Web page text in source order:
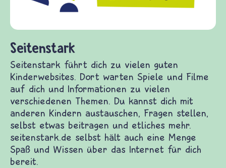
Seitenstark
Seitenstark führt dich zu vielen guten
Kinderwebsites. Dort warten Spiele und Filme
auf dich und Informationen zu vielen
verschiedenen Themen. Du kannst dich mit
anderen Kindern austauschen, Fragen stellen,
selbst etwas beitragen und etliches mehr.
seitenstark.de selbst hält auch eine Menge
Spaß und Wissen über das Internet für dich
bereit.